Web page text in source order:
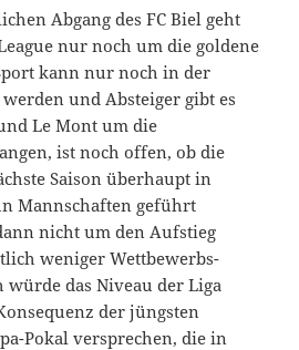
Abgang des FC Biel geht
nur noch um die goldene
kann nur noch in der
und Absteiger gibt es
Le Mont um die
ist noch offen, ob die
Saison überhaupt in
Mannschaften geführt
nicht um den Aufstieg
weniger Wettbewerbs-
das Niveau der Liga
der jüngsten
Pokal versprechen, die in